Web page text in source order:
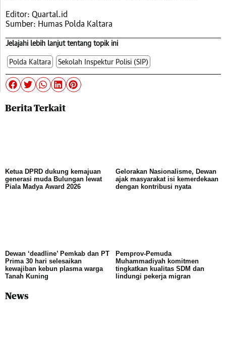
Editor: Quartal.id
Sumber: Humas Polda Kaltara
Jelajahi lebih lanjut tentang topik ini
Polda Kaltara Sekolah Inspektur Polisi (SIP)
Berita Terkait
Ketua DPRD dukung kemajuan
generasi muda Bulungan lewat
Piala Madya Award 2026
Gelorakan Nasionalisme, Dewan
ajak masyarakat isi kemerdekaan
dengan kontribusi nyata
Dewan ‘deadline’ Pemkab dan PT
Prima 30 hari selesaikan
kewajiban kebun plasma warga
Tanah Kuning
Pemprov-Pemuda
Muhammadiyah komitmen
tingkatkan kualitas SDM dan
lindungi pekerja migran
News